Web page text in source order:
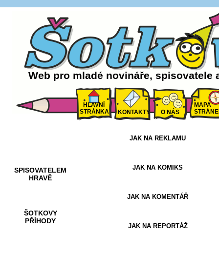
Web pro mladé novináře, spisovatele
HLAVNÍ
STRÁNKA
KONTAKTY O NÁS
MAPA
SPISOVATELEM
HRAVĚ
ŠOTKOVY
PŘÍHODY
JAK NA REKLAMU
JAK NA KOMIKS
JAK NA KOMENTÁŘ
JAK NA REPORTÁŽ